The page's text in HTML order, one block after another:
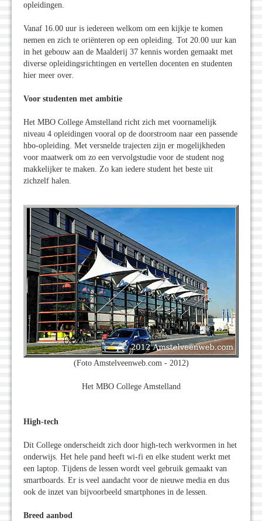
opleidingen.
Vanaf 16.00 uur is iedereen welkom om een kijkje te komen
nemen en zich te oriënteren op een opleiding. Tot 20.00 uur kan
in het gebouw aan de Maalderij 37 kennis worden gemaakt met
diverse opleidingsrichtingen en vertellen docenten en studenten
hier meer over.
Voor studenten met ambitie
Het MBO College Amstelland richt zich met voornamelijk
niveau 4 opleidingen vooral op de doorstroom naar een passende
hbo-opleiding. Met versnelde trajecten zijn er mogelijkheden
voor maatwerk om zo een vervolgstudie voor de student nog
makkelijker te maken. Zo kan iedere student het beste uit
zichzelf halen.
(Foto Amstelveenweb.com - 2012)
Het MBO College Amstelland
High-tech
Dit College onderscheidt zich door high-tech werkvormen in het
onderwijs. Het hele pand heeft wi-fi en elke student werkt met
een laptop. Tijdens de lessen wordt veel gebruik gemaakt van
smartboards. Er is veel aandacht voor de nieuwe media en dus
ook de inzet van bijvoorbeeld smartphones in de lessen.
Breed aanbod